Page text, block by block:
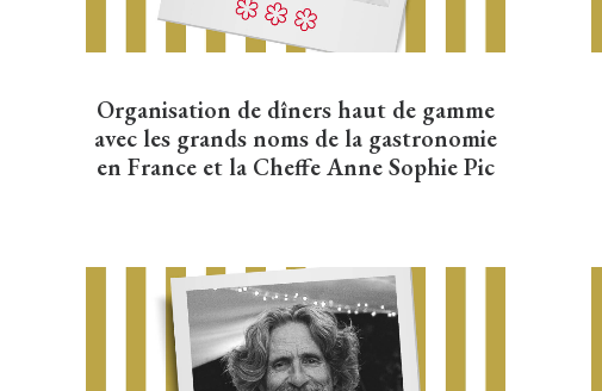
Organisation de dîners haut de gamme
avec les grands noms de la gastronomie
en France et la Cheffe Anne Sophie Pic